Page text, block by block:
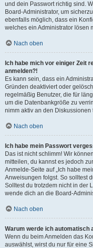
und dein Passwort richtig sind.
Board-Administrator, um
ebenfalls möglich, dass ein
welches ein Administrator lösen
Nach oben
Ich habe mich vor einiger Zeit
anmelden?!
Es kann sein, dass ein
Gründen deaktiviert oder
regelmäßig Benutzer, die für
um die Datenbankgröße zu
nimm aktiv an den Diskussionen
Nach oben
Ich habe mein Passwort
Das ist nicht schlimm! Wir
mitteilen, du kannst es jedoch
Anmelde-Seite auf „Ich habe
Anweisungen folgst. So solltest
Solltest du trotzdem nicht in der
wende dich an die Board-
Nach oben
Warum werde ich automatisch
Wenn du beim Anmelden das
auswählst, wirst du nur für eine